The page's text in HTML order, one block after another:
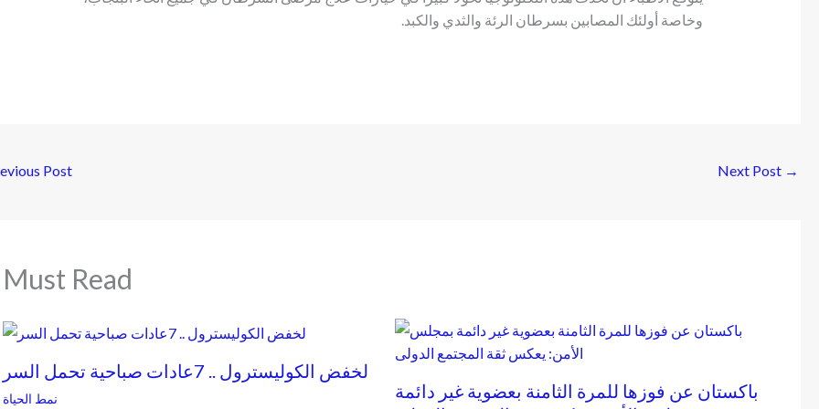
وخاصة أولئك المصابين بسرطان الرئة والثدي والكبد.
Post Next Post →
Must Read
لخفض الكوليسترول .. 7عادات صباحية تحمل السر
نمط الحياة
باكستان عن فوزها للمرة الثامنة بعضوية غير دائمة